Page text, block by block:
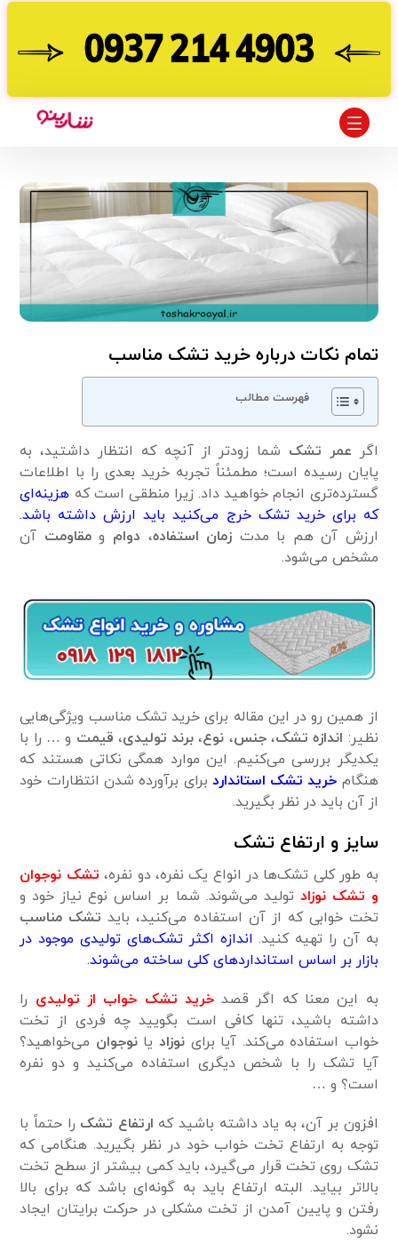
تمام نکات درباره خرید تشک مناسب
فهرست مطالب
اگر عمر تشک شما زودتر از آنچه که انتظار داشتید، به
پایان رسیده است؛ مطمئناً تجربه خرید بعدی را با اطلاعات
گسترده‌تری انجام خواهید داد. زیرا منطقی است که هزینه‌ای
که برای خرید تشک خرج می‌کنید باید ارزش داشته باشد.
ارزش آن هم با مدت زمان استفاده، دوام ومقاومت آن
مشخص می‌شود.
از همین رو در این مقاله برای خرید تشک مناسب ویژگی‌هایی
نظیر: اندازه تشک،جنس، نوع، برند تولیدی، قیمت و … را با
یکدیگر بررسی می‌کنیم. این موارد همگی نکاتی هستند که
هنگام خرید تشک استاندارد برای برآورده شدن انتظارات خود
از آن باید در نظر بگیرید.
سایز و ارتفاع تشک
به طور کلی تشک‌ها در انواع یک نفره، دو نفره، تشک نوجوان
و تشک نوزاد تولید می‌شوند. شما بر اساس نوع نیاز خود و
تخت خوابی که از آن استفاده می‌کنید، باید تشک مناسب
به آن را تهیه کنید. اندازه اکثر تشک‌های تولیدی موجود در
بازار بر اساس استانداردهای کلی ساخته می‌شوند.
به این معنا که اگر قصدخرید تشک خواب از تولیدی را
داشته باشید، تنها کافی است بگویید چه فردی از تخت
خواب استفاده می‌کند. آیا براینوزاد یانوجوان می‌خواهید؟
آیا تشک را با شخص دیگری استفاده می‌کنید و دو نفره
است؟ و …
افزون بر آن، به یاد داشته باشید که ارتفاع تشک را حتماً با
توجه به ارتفاع تخت خواب خود در نظر بگیرید. هنگامی که
تشک روی تخت قرار می‌گیرد، باید کمی بیشتر از سطح تخت
بالاتر بیاید. البته ارتفاع باید به گونه‌ای باشد که برای بالا
رفتن و پایین آمدن از تخت مشکلی در حرکت برایتان ایجاد
نشود.